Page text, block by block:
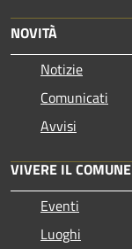
NOVITÀ
Notizie
Comunicati
Avvisi
VIVERE IL COMUNE
Eventi
Luoghi